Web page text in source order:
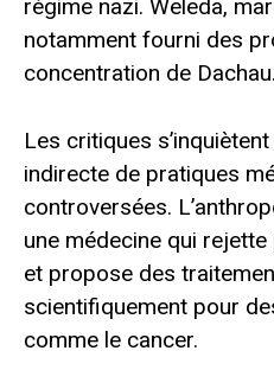
régime nazi. Weleda,
notamment fourni des
concentration de Dachau.
Les critiques
indirecte de pratiques
controversées.
une médecine qui
et propose des
scientifiquement pour
comme le cancer.